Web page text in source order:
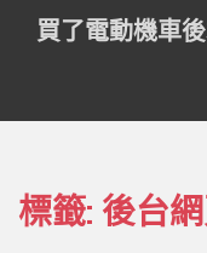
t
買了電動機車
標籤: 後台